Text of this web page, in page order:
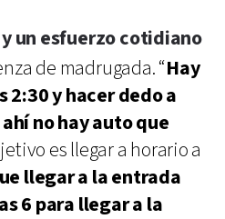
un esfuerzo cotidiano
de madrugada. “Hay
2:30 y hacer dedo a
no hay auto que
es llegar a horario a
llegar a la entrada
6 para llegar a la